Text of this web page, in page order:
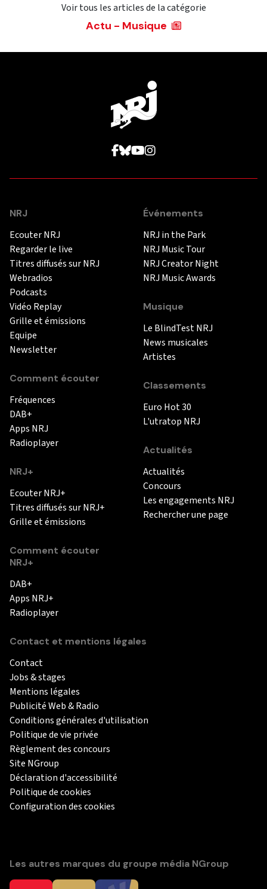
Voir tous les articles de la catégorie
Actu - Musique
NRJ
Ecouter NRJ
Regarder le live
Titres diffusés sur NRJ
Webradios
Podcasts
Vidéo Replay
Grille et émissions
Equipe
Newsletter
Comment écouter
Fréquences
DAB+
Apps NRJ
Radioplayer
NRJ+
Ecouter NRJ+
Titres diffusés sur NRJ+
Grille et émissions
Comment écouter
NRJ+
DAB+
Apps NRJ+
Radioplayer
Événements
NRJ in the Park
NRJ Music Tour
NRJ Creator Night
NRJ Music Awards
Musique
Le BlindTest NRJ
News musicales
Artistes
Classements
Euro Hot 30
L'utratop NRJ
Actualités
Actualités
Concours
Les engagements NRJ
Rechercher une page
Contact et mentions légales
Contact
Jobs & stages
Mentions légales
Publicité Web & Radio
Conditions générales d'utilisation
Politique de vie privée
Règlement des concours
Site NGroup
Déclaration d'accessibilité
Politique de cookies
Configuration des cookies
Les autres marques du groupe média NGroup